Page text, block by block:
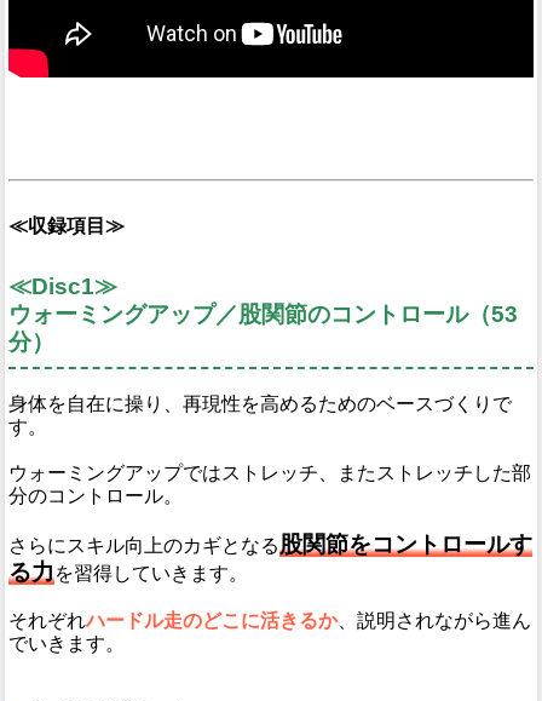
≪収録項目≫
≪Disc1≫
ウォーミングアップ／股関節のコントロール（53
分）
身体を自在に操り、再現性を高めるためのベースづくりで
す。
ウォーミングアップではストレッチ、またストレッチした部
分のコントロール。
さらにスキル向上のカギとなる股関節をコントロールす
る力を習得していきます。
それぞれハードル走のどこに活きるか、説明されながら進ん
でいきます。